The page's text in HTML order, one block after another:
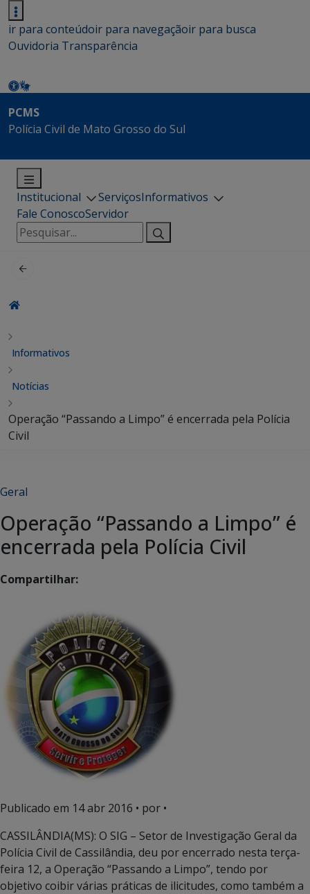
ir para conteúdoir para navegaçãoir para busca
Ouvidoria Transparência
PCMS
Polícia Civil de Mato Grosso do Sul
Institucional ServiçosInformativos
Fale ConoscoServidor
Pesquisar
por:
Informativos
Notícias
Operação “Passando a Limpo” é encerrada pela Polícia
Civil
Geral
Operação “Passando a Limpo” é
encerrada pela Polícia Civil
Compartilhar:
Publicado em 14 abr 2016 • por •
CASSILÂNDIA(MS): O SIG – Setor de Investigação Geral da
Polícia Civil de Cassilândia, deu por encerrado nesta terça-
feira 12, a Operação “Passando a Limpo”, tendo por
objetivo coibir várias práticas de ilicitudes, como também a